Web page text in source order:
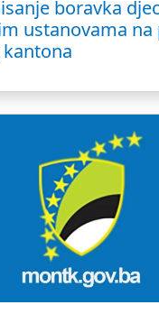
boravka
ustanovama na